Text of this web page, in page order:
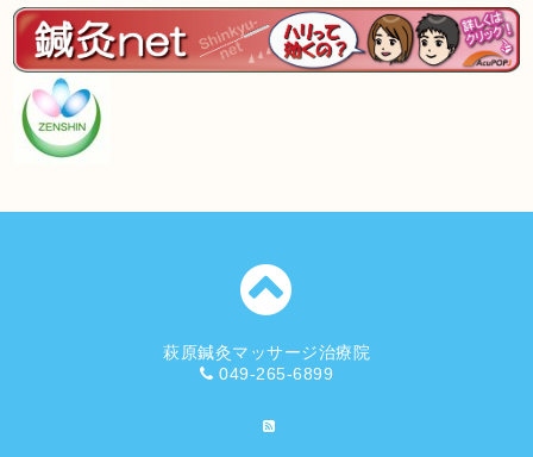
萩原鍼灸マッサージ治療院
049-265-6899